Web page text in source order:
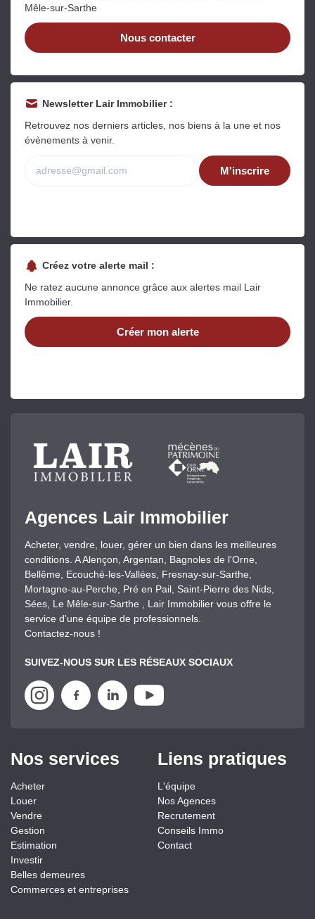
Mêle-sur-Sarthe
Nous contacter
Newsletter Lair Immobilier :
Retrouvez nos derniers articles, nos biens à la une et nos
évènements à venir.
M'inscrire
Créez votre alerte mail :
Ne ratez aucune annonce grâce aux alertes mail Lair
Immobilier.
Créer mon alerte
Agences Lair Immobilier
Acheter, vendre, louer, gérer un bien dans les meilleures
conditions. A Alençon, Argentan, Bagnoles de l'Orne,
Bellême, Ecouché-les-Vallées, Fresnay-sur-Sarthe,
Mortagne-au-Perche, Pré en Pail, Saint-Pierre des Nids,
Sées, Le Mêle-sur-Sarthe , Lair Immobilier vous offre le
service d'une équipe de professionnels.
Contactez-nous !
SUIVEZ-NOUS SUR LES RÉSEAUX SOCIAUX
Nos services
Acheter
Louer
Vendre
Gestion
Estimation
Investir
Belles demeures
Commerces et entreprises
Liens pratiques
L'équipe
Nos Agences
Recrutement
Conseils Immo
Contact